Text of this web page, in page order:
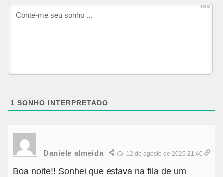
1000
1 SONHO INTERPRETADO
Daniele almeida 12 de agosto de 2025 21:40
Boa noite!! Sonhei que estava na fila de um